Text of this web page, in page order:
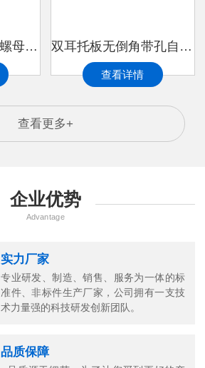
双耳托板带孔自锁螺母 MS 21077HMS 21077H-1999 双耳托板无倒角带孔自锁螺母 MS 21077HMS 21077H-1997
查看详情
查看更多+
企业优势
Advantage
实力厂家
专业研发、制造、销售、服务为一体的标
准件、非标件生产厂家，公司拥有一支技
术力量强的科技研发创新团队。
品质保障